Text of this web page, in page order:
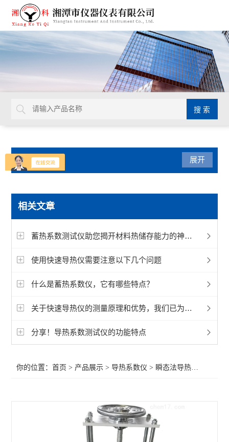
产品分类
瞬态导热仪
快速导热仪
高温导热仪
平板导热仪
热流法导热系数仪
展开
相关文章
蓄热系数测试仪助您揭开材料热储存能力的神秘面纱
使用快速导热仪需要注意以下几个问题
什么是蓄热系数仪，它有哪些特点？
关于快速导热仪的测量原理和优势，我们已为您整理好了
分享！导热系数测试仪的功能特点
你的位置：首页 > 产品展示 >导热系数仪 > 瞬态法导热系数仪